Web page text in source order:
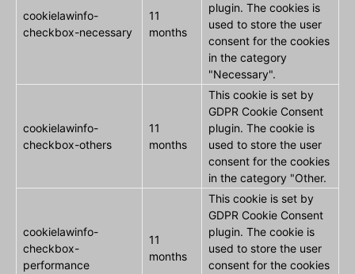
cookielawinfo-
checkbox-necessary
11
months
plugin. The cookies is
used to store the user
consent for the cookies
in the category
"Necessary".
cookielawinfo-
checkbox-others
11
months
This cookie is set by
GDPR Cookie Consent
plugin. The cookie is
used to store the user
consent for the cookies
in the category "Other.
cookielawinfo-
checkbox-
performance
11
months
This cookie is set by
GDPR Cookie Consent
plugin. The cookie is
used to store the user
consent for the cookies